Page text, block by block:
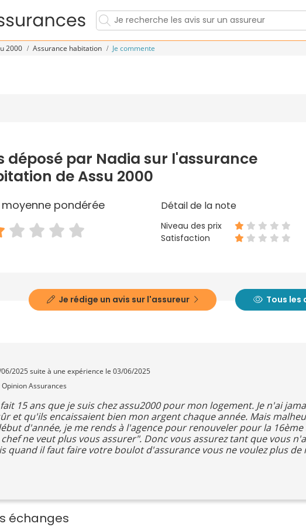
2000 Assurance habitation Je commente
déposé par Nadia sur l'assurance
de Assu 2000
moyenne pondérée Détail de la note
Niveau des prix
Satisfaction
Je rédige un avis sur l'assureur Tous les
2025 suite à une expérience le 03/06/2025
Assurances
fait 15 ans que je suis chez assu2000 pour mon logement. Je n'ai
et qu'ils encaissaient bien mon argent chaque année. Mais
d'année, je me rends à l'agence pour renouveler pour la
ne veut plus vous assurer". Donc vous assurez tant que vous
quand il faut faire votre boulot d'assurance vous ne voulez plus de
échanges